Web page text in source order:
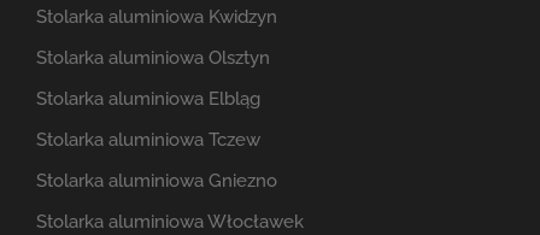
Stolarka aluminiowa Kwidzyn
Stolarka aluminiowa Olsztyn
Stolarka aluminiowa Elbląg
Stolarka aluminiowa Tczew
Stolarka aluminiowa Gniezno
Stolarka aluminiowa Włocławek